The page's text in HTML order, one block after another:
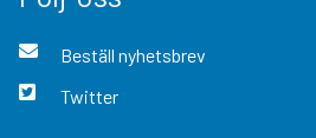
Beställ nyhetsbrev
Twitter